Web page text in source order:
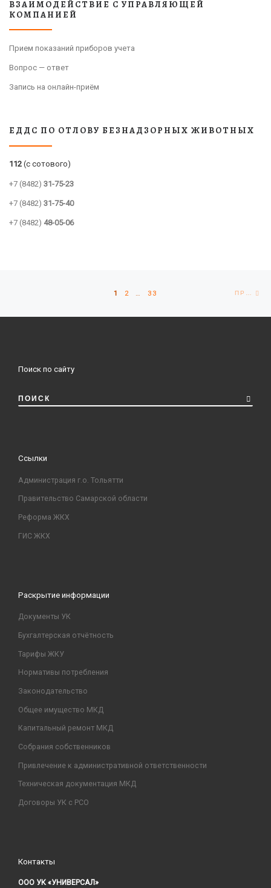
ВЗАИМОДЕЙСТВИЕ С УПРАВЛЯЮЩЕЙ
КОМПАНИЕЙ
Прием показаний приборов учета
Вопрос — ответ
Запись на онлайн-приём
ЕДДС ПО ОТЛОВУ БЕЗНАДЗОРНЫХ ЖИВОТНЫХ
112 (с сотового)
+7 (8482) 31-75-23
+7 (8482) 31-75-40
+7 (8482) 48-05-06
Навигация по записям
1 2 … 33 ПРЕДЫДУЩИЕ ЗАПИСИ
Поиск по сайту
ПОИСК
Ссылки
Администрация г.о. Тольятти
Правительство Самарской области
Реформа ЖКХ
ГИС ЖКХ
Раскрытие информации
Документы УК
Бухгалтерская отчётность
Тарифы ЖКУ
Нормативы потребления
Законодательство
Общее имущество МКД
Капитальный ремонт МКД
Собрания собственников
Привлечение к административной ответственности
Техническая документация МКД
Договоры УК с РСО
Контакты
ООО УК «УНИВЕРСАЛ»